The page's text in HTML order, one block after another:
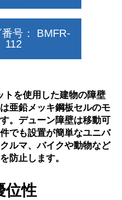
号： BMFR-
112
トを使用した建物の障壁
亜鉛メッキ鋼板セルのモ
。デューン障壁は移動可
でも設置が簡単なユニバ
ルマ、バイクや動物など
防止します。
位性